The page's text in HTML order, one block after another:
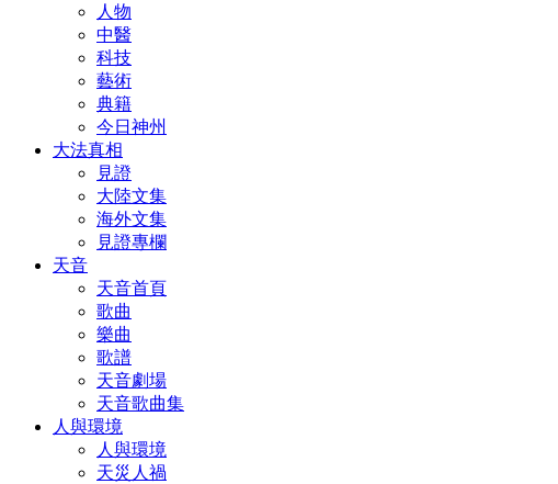
人物
中醫
科技
藝術
典籍
今日神州
大法真相
見證
大陸文集
海外文集
見證專欄
天音
天音首頁
歌曲
樂曲
歌譜
天音劇場
天音歌曲集
人與環境
人與環境
天災人禍